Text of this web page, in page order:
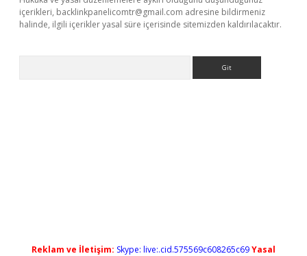
içerikleri, backlinkpanelicomtr@gmail.com adresine bildirmeniz
halinde, ilgili içerikler yasal süre içerisinde sitemizden kaldırılacaktır.
Reklam ve İletişim: Skype: live:.cid.575569c608265c69Yasal